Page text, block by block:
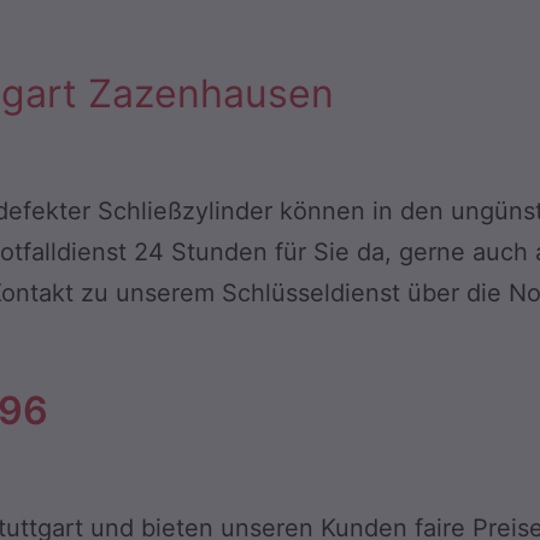
Zazenhausen
Schließzylinder können in den
24 Stunden für Sie da, gerne auch
zu unserem Schlüsseldienst über die
und bieten unseren Kunden faire